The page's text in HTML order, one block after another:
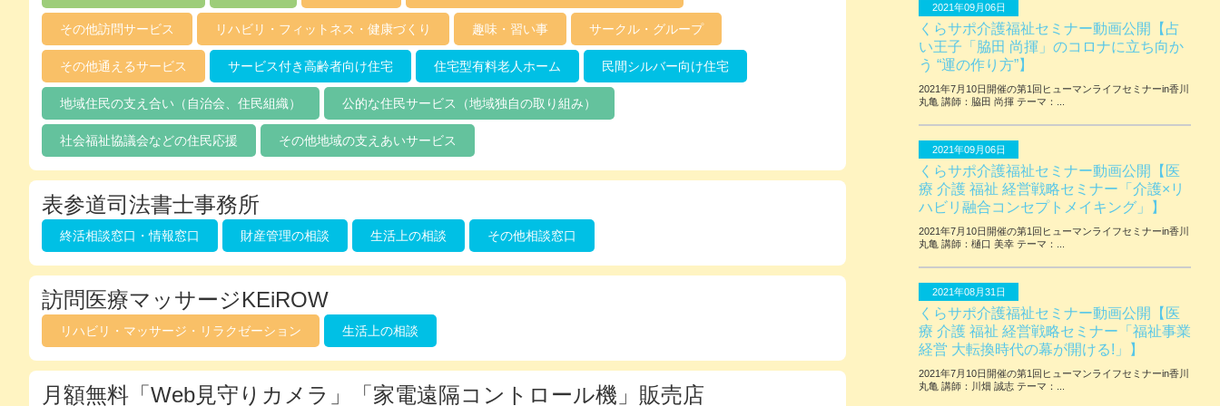
その他訪問サービス リハビリ・フィットネス・健康づくり 趣味・習い事 サークル・グループ
その他通えるサービス サービス付き高齢者向け住宅 住宅型有料老人ホーム 民間シルバー向け住宅
地域住民の支え合い（自治会、住民組織） 公的な住民サービス（地域独自の取り組み）
社会福祉協議会などの住民応援 その他地域の支えあいサービス
表参道司法書士事務所
終活相談窓口・情報窓口 財産管理の相談 生活上の相談 その他相談窓口
訪問医療マッサージKEiROW
リハビリ・マッサージ・リラクゼーション 生活上の相談
月額無料「Web見守りカメラ」「家電遠隔コントロール機」販売店
2021年09月06日
くらサポ介護福祉セミナー動画公開【占
い王子「脇田 尚揮」のコロナに立ち向か
う “運の作り方”】
2021年7月10日開催の第1回ヒューマンライフセミナーin香川
丸亀 講師：脇田 尚揮 テーマ：...
2021年09月06日
くらサポ介護福祉セミナー動画公開【医
療 介護 福祉 経営戦略セミナー「介護×リ
ハビリ融合コンセプトメイキング」】
2021年7月10日開催の第1回ヒューマンライフセミナーin香川
丸亀 講師：樋口 美幸 テーマ：...
2021年08月31日
くらサポ介護福祉セミナー動画公開【医
療 介護 福祉 経営戦略セミナー「福祉事業
経営 大転換時代の幕が開ける!」】
2021年7月10日開催の第1回ヒューマンライフセミナーin香川
丸亀 講師：川畑 誠志 テーマ：...